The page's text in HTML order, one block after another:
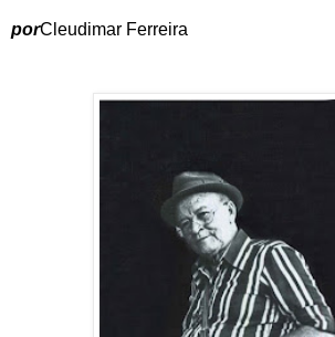
porCleudimar Ferreira